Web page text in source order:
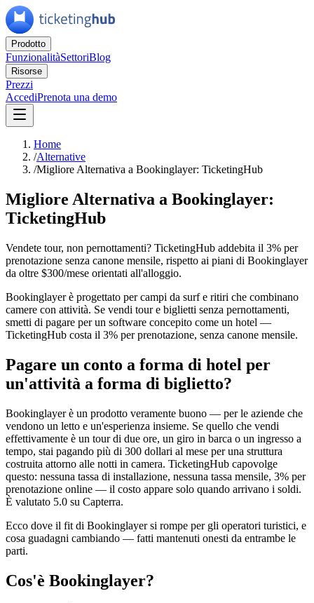
Prodotto
FunzionalitàSettoriBlog
Risorse
Prezzi
AccediPrenota una demo
Home
/Alternative
/Migliore Alternativa a Bookinglayer: TicketingHub
Migliore Alternativa a Bookinglayer:
TicketingHub
Vendete tour, non pernottamenti? TicketingHub addebita il 3% per
prenotazione senza canone mensile, rispetto ai piani di Bookinglayer
da oltre $300/mese orientati all'alloggio.
Bookinglayer è progettato per campi da surf e ritiri che combinano
camere con attività. Se vendi tour e biglietti senza pernottamenti,
smetti di pagare per un software concepito come un hotel —
TicketingHub costa il 3% per prenotazione, senza canone mensile.
Pagare un conto a forma di hotel per
un'attività a forma di biglietto?
Bookinglayer è un prodotto veramente buono — per le aziende che
vendono un letto e un'esperienza insieme. Se quello che vendi
effettivamente è un tour di due ore, un giro in barca o un ingresso a
tempo, stai pagando più di 300 dollari al mese per una struttura
costruita attorno alle notti in camera. TicketingHub capovolge
questo: nessuna tassa di installazione, nessuna tassa mensile, 3% per
prenotazione online — il costo appare solo quando arrivano i soldi.
È valutato 5.0 su Capterra.
Ecco dove il fit di Bookinglayer si rompe per gli operatori turistici, e
cosa guadagni cambiando — fatti mantenuti onesti da entrambe le
parti.
Cos'è Bookinglayer?